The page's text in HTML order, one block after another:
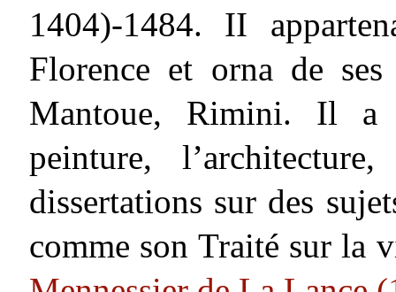
1404)-1484. II
Florence et orna de ses
Mantoue, Rimini. Il a
peinture,
dissertations sur des
comme son Traité sur la